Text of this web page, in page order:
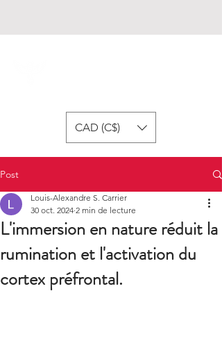
CAD (C$)
Post
L'immersion en nature réduit la
rumination et l'activation du
cortex préfrontal.
Louis-Alexandre S. Carrier
30 oct. 2024 2 min de lecture